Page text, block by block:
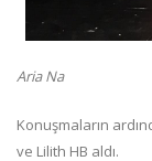
Aria Na
Konuşmaların
ve Lilith HB aldı.